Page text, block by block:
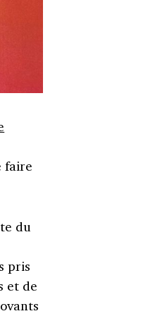
faire
du
pris
et de